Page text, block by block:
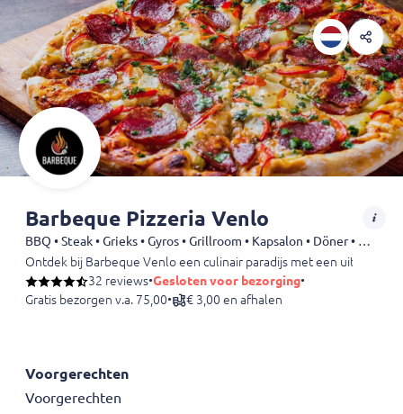
Barbeque Pizzeria Venlo
BBQ • Steak • Grieks • Gyros • Grillroom • Kapsalon • Döner • Dürüm • Shoarma • Pasta • Pizza
Ontdek bij Barbeque Venlo een culinair paradijs met een
32 reviews•Gesloten voor bezorging•
Gratis bezorgen v.a. 75,00• € 3,00 en afhalen
Voorgerechten
Voorgerechten